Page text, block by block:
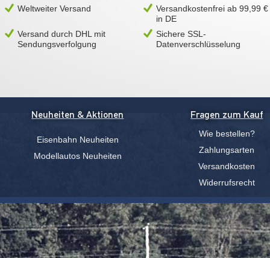
Weltweiter Versand
Versandkostenfrei ab 99,99 €
in DE
Versand durch DHL mit
Sendungsverfolgung
Sichere SSL-
Datenverschlüsselung
Neuheiten & Aktionen
Eisenbahn Neuheiten
Modellautos Neuheiten
Fragen zum Kauf
Wie bestellen?
Zahlungsarten
Versandkosten
Widerrufsrecht